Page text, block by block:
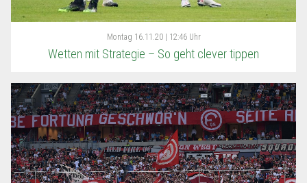
Montag 16.11.20 | 12:46 Uhr
Wetten mit Strategie – So geht clever tippen